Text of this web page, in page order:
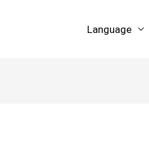
Language